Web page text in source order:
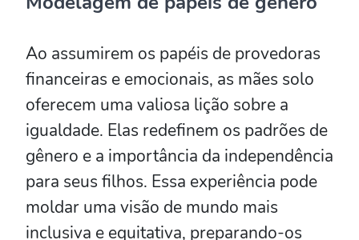
Ao assumirem os papéis de provedoras
financeiras e emocionais, as mães solo
oferecem uma valiosa lição sobre a
igualdade. Elas redefinem os padrões de
gênero e a importância da independência
para seus filhos. Essa experiência pode
moldar uma visão de mundo mais
inclusiva e equitativa, preparando-os